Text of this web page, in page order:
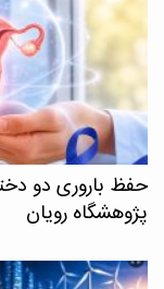
حفظ باروری دو
پژوهشگاه رویان